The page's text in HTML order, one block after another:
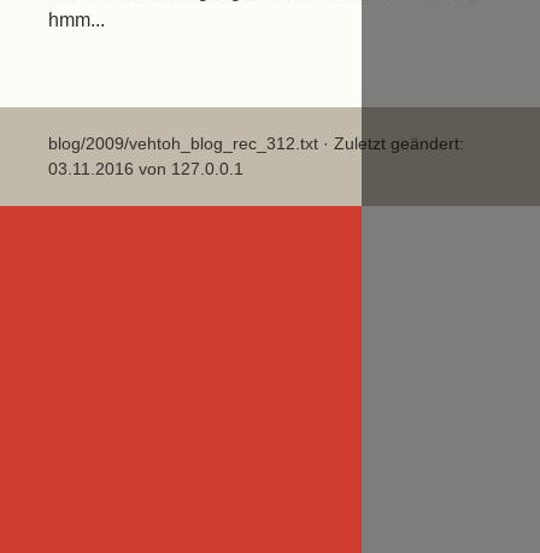
hmm...
blog/2009/vehtoh_blog_rec_312.txt · Zuletzt geändert:
03.11.2016 von 127.0.0.1